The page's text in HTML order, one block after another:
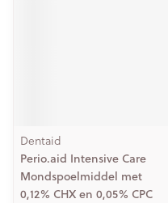
Dentaid
Perio.aid Intensive Care
Mondspoelmiddel met
0,12% CHX en 0,05% CPC